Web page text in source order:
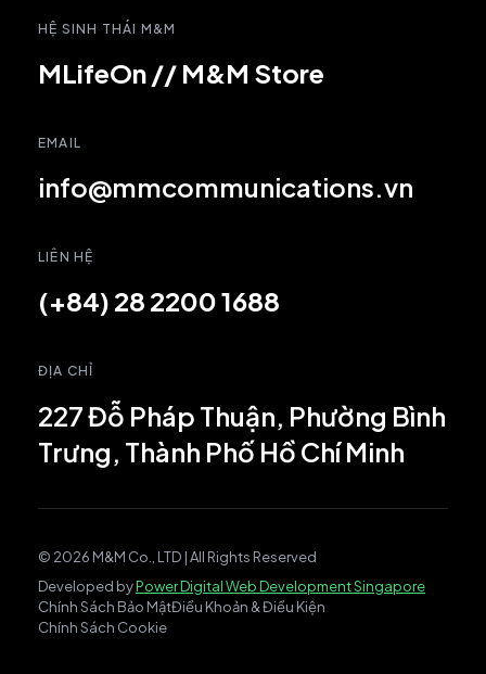
HỆ SINH THÁI M&M
MLifeOn // M&M Store
EMAIL
info@mmcommunications.vn
LIÊN HỆ
(+84) 28 2200 1688
ĐỊA CHỈ
227 Đỗ Pháp Thuận, Phường Bình
Trưng, Thành Phố Hồ Chí Minh
© 2026 M&M Co., LTD | All Rights Reserved
Developed byPower Digital Web Development Singapore
Chính Sách Bảo MậtĐiều Khoản & Điều Kiện
Chính Sách Cookie